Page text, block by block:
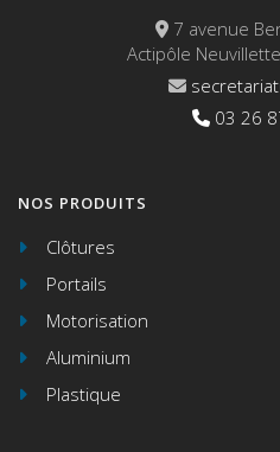
7 avenue
Actipôle
03 26
NOS PRODUITS
Clôtures
Portails
Motorisation
Aluminium
Plastique